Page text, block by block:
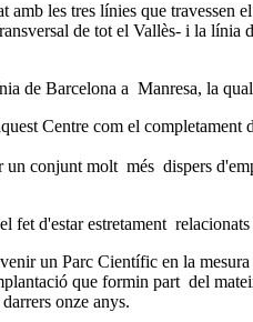
les tres línies que travessen
de tot el Vallès- i la
de Barcelona a Manresa, la
Centre com el completament
conjunt molt més dispers
fet d'estar estretament
un Parc Científic en la
que formin part del
onze anys.